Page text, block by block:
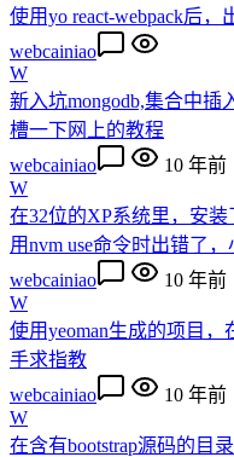
使用yo react-webpack后
webcainiao
W
新入坑mongodb,集合中
槽一下网上的教程
webcainiao
10 年前
W
在32位的XP系统里，安装
用nvm use命令时出错了
webcainiao
10 年前
W
使用yeoman生成的项目，
手求指教
webcainiao
10 年前
W
在含有bootstrap源码的目